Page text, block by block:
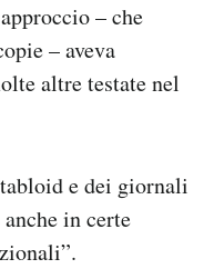
– che
– aveva
altre testate nel
e dei giornali
in certe